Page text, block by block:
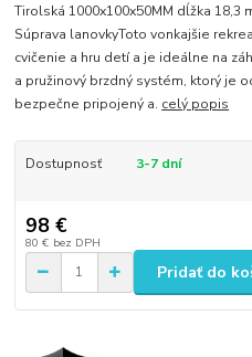
Tirolská 1000x100x50MM dĺžka
Súprava lanovkyToto vonkajšie
cvičenie a hru detí a je ideálne na
a pružinový brzdný systém, ktorý je
bezpečne pripojený a. celý popis
Dostupnosť 3-7 dní
98 €
80 € bez DPH
Pridať do